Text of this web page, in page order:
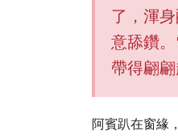
了，渾
意舔鑽
帶得翩
阿賓趴在窗緣